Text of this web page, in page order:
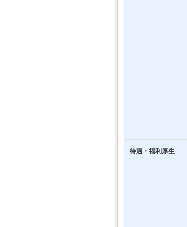
待遇・福利厚生